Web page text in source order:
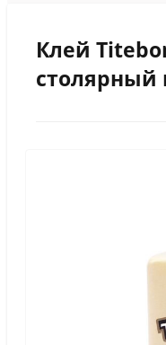
Клей
столярный